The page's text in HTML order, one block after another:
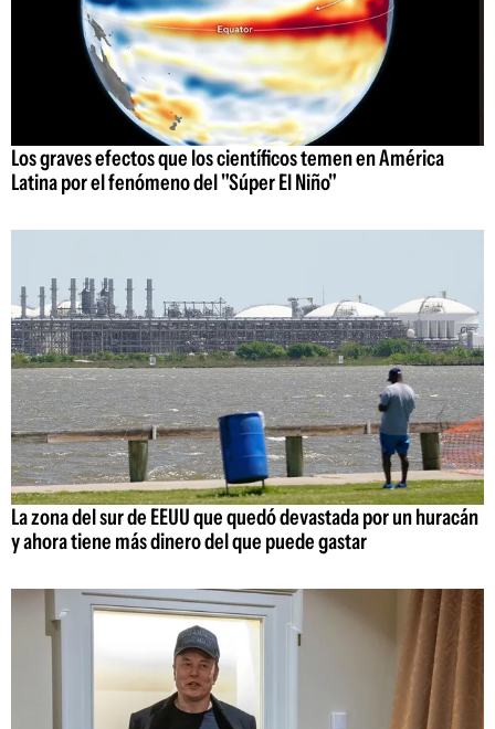
Los graves efectos que los científicos temen en América
Latina por el fenómeno del "Súper El Niño"
La zona del sur de EEUU que quedó devastada por un huracán
y ahora tiene más dinero del que puede gastar